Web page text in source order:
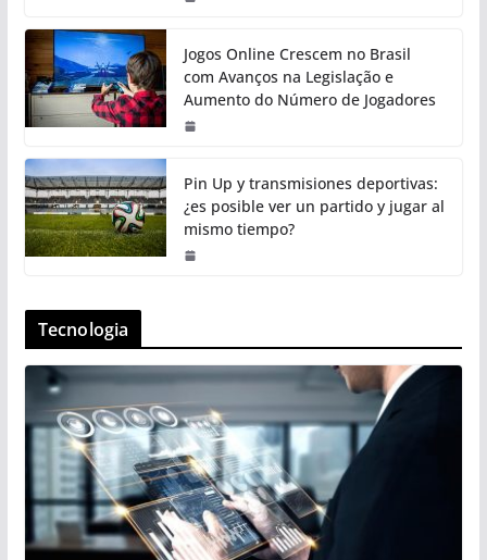
Jogos Online Crescem no Brasil
com Avanços na Legislação e
Aumento do Número de Jogadores
Pin Up y transmisiones deportivas:
¿es posible ver un partido y jugar al
mismo tiempo?
Tecnologia